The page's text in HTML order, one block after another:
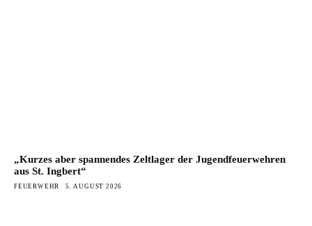
„Kurzes aber spannendes Zeltlager der Jugendfeuerwehren
aus St. Ingbert“
FEUERWEHR 5. AUGUST 2026